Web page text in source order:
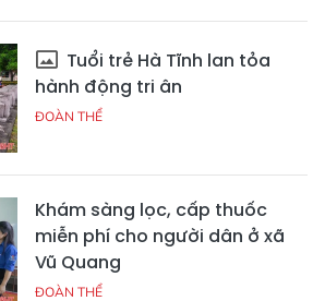
Tuổi trẻ Hà Tĩnh lan tỏa
hành động tri ân
ĐOÀN THỂ
Khám sàng lọc, cấp thuốc
miễn phí cho người dân ở xã
Vũ Quang
ĐOÀN THỂ